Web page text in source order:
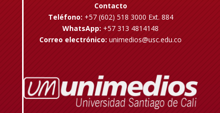
Contacto
Teléfono: +57 (602) 518 3000 Ext. 884
WhatsApp: +57 313 4814148
Correo electrónico: unimedios@usc.edu.co